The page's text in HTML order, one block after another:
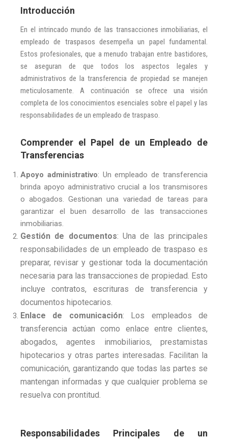
Introducción
En el intrincado mundo de las transacciones inmobiliarias, el
empleado de traspasos desempeña un papel fundamental.
Estos profesionales, que a menudo trabajan entre bastidores,
se aseguran de que todos los aspectos legales y
administrativos de la transferencia de propiedad se manejen
meticulosamente. A continuación se ofrece una visión
completa de los conocimientos esenciales sobre el papel y las
responsabilidades de un empleado de traspaso.
Comprender el Papel de un Empleado de
Transferencias
Apoyo administrativo: Un empleado de transferencia
brinda apoyo administrativo crucial a los transmisores
o abogados. Gestionan una variedad de tareas para
garantizar el buen desarrollo de las transacciones
inmobiliarias.
Gestión de documentos: Una de las principales
responsabilidades de un empleado de traspaso es
preparar, revisar y gestionar toda la documentación
necesaria para las transacciones de propiedad. Esto
incluye contratos, escrituras de transferencia y
documentos hipotecarios.
Enlace de comunicación: Los empleados de
transferencia actúan como enlace entre clientes,
abogados, agentes inmobiliarios, prestamistas
hipotecarios y otras partes interesadas. Facilitan la
comunicación, garantizando que todas las partes se
mantengan informadas y que cualquier problema se
resuelva con prontitud.
Responsabilidades Principales de un